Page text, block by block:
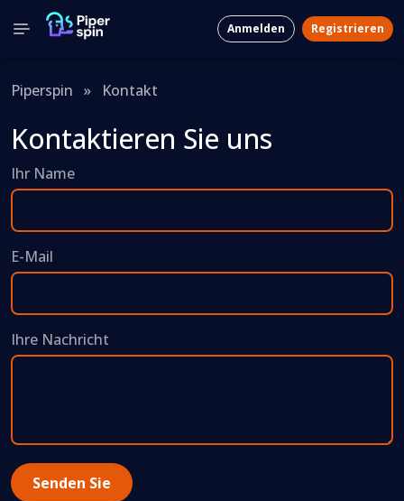
Anmelden Registrieren
Piperspin » Kontakt
Kontaktieren Sie uns
Ihr Name
E-Mail
Ihre Nachricht